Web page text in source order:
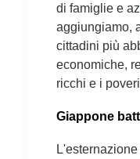
di famiglie e
aggiungiamo,
cittadini più
economiche,
ricchi e i
Giappone